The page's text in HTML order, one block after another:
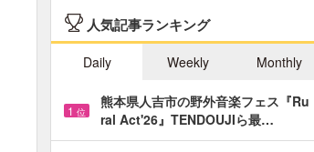
人気記事ランキング
Daily Weekly Monthly
1 位
熊本県人吉市の野外音楽フェス『Ru
ral Act'26』TENDOUJIら最…